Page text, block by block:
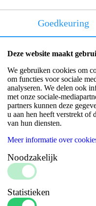
duurzame slangklem,
industriële
klemkracht essentieel
staal (AISI 316), biedt
tegen corrosie en
is voor maritieme,
Deze klemmen zijn
veilige montage. De
UNI 5739 en EN ISO-
pasvorm en
Datasheets
Goedkeuring
Deze website maakt
We gebruiken cookies om
om functies voor sociale
analyseren. We delen ook
met onze sociale-
partners kunnen deze
u aan hen heeft verstrekt of
van hun diensten.
Meer informatie over
Noodzakelijk
Statistieken